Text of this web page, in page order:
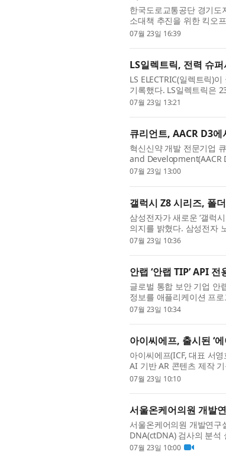
한국도로교통공단 경기도
소대책 추진을 위한 킥오
북부경찰청의 관련부서와
07월 23일 16:39
LS일렉트릭, 전력 슈퍼
LS ELECTRIC(일렉트릭)
기록했다. LS일렉트릭은
록했다고 밝혔다. 전년 동
07월 23일 13:21
큐리언트, AACR D3
혁신신약 개발 전문기업
and Development(AACR
의 비임상 효능 데이터와
07월 23일 13:00
갤럭시 Z8 시리즈, 폴
삼성전자가 새로운 ‘갤럭
의지를 밝혔다. 삼성전자
간) 영국 런던에서 진행된
07월 23일 10:36
안랩 ‘안랩 TIP’ API 전
글로벌 통합 보안 기업 안
정보를 애플리케이션 프
API)’를 출시했다고 23일
07월 23일 10:34
아이씨에프, 출시된 ‘
아이씨에프(ICF, 대표 서
AI 기반 AR 콘텐츠 제작
나선다. 에이알쿠키는 사
07월 23일 10:10
서울온케어의원 개발
서울온케어의원 개발연구
DNA(ctDNA) 검사의 분석
능(AI)을 결합한 방식으로,
07월 23일 10:00